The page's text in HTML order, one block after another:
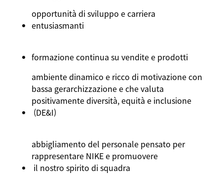
opportunità di sviluppo ecarriera
entusiasmanti
formazionecontinua su venditee prodotti
ambientedinamico e ricco di motivazionecon
bassa gerarchizzazioneechevaluta
positivamentediversità,equità e inclusione
(DE&I)
abbigliamento del personale pensato per
rappresentare NIKE e promuovere
il nostro spirito di squadra